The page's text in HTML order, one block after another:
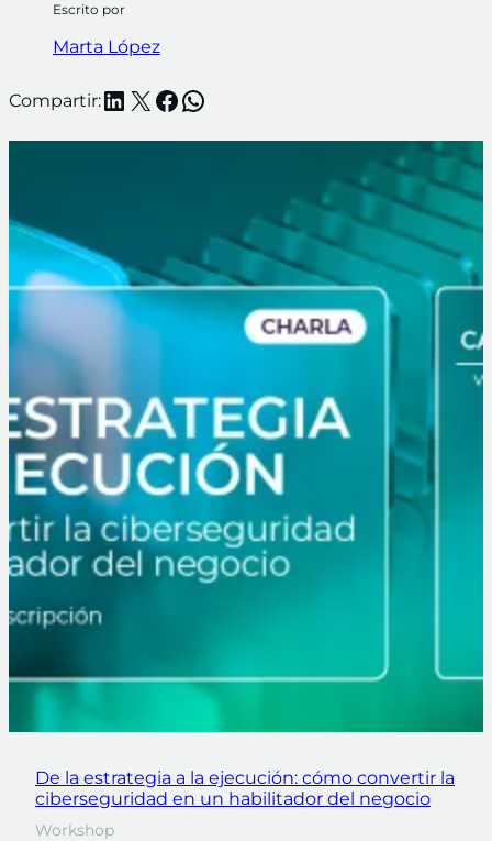
Escrito por
Marta López
Compartir:LinkedIn
X Facebook
WhatsApp
De la estrategia a la ejecución: cómo convertir la
ciberseguridad en un habilitador del negocio
Workshop